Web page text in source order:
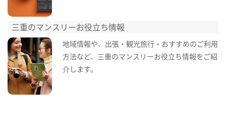
三重のマンスリーお役立ち情報
地域情報や、出張・観光旅行・おすすめのご利用
方法など、三重のマンスリーお役立ち情報をご紹
介します。